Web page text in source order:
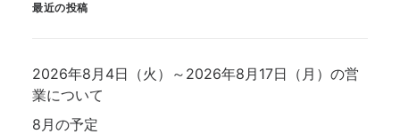
最近の投稿
2026年8月4日（火）～2026年8月17日（月）の営
業について
8月の予定